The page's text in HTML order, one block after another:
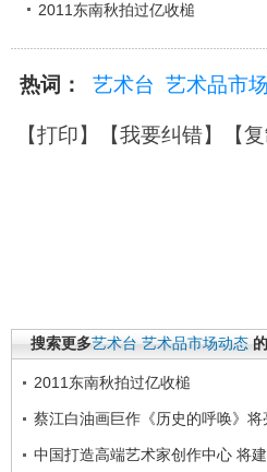
2011东南秋拍过亿收槌
热词： 艺术台 艺术品市
【打印】【我要纠错】【
搜索更多艺术台 艺术品市场动态
2011东南秋拍过亿收槌
蔡江白油画巨作《历史的呼唤》将
中国打造高端艺术家创作中心 将